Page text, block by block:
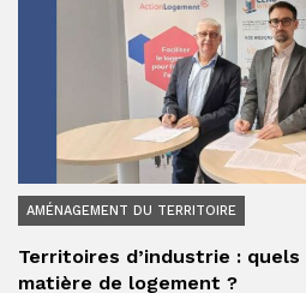
AMÉNAGEMENT DU TERRITOIRE
Territoires d’industrie :
matière de logement ?